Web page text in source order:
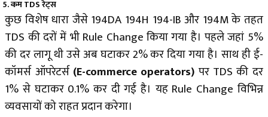
5. कम TDS रेट्स
कुछ विशेष धारा जैसे 194DA 194H 194-IB और 194M के तहत
TDS की दरों में भी Rule Change किया गया है। पहले जहां 5%
की दर लागू थी उसे अब घटाकर 2% कर दिया गया है। साथ ही ई-
कॉमर्स ऑपरेटर्स(E-commerce operators) पर TDS की दर
1% से घटाकर 0.1% कर दी गई है। यह Rule Change विभिन्न
व्यवसायों को राहत प्रदान करेगा।